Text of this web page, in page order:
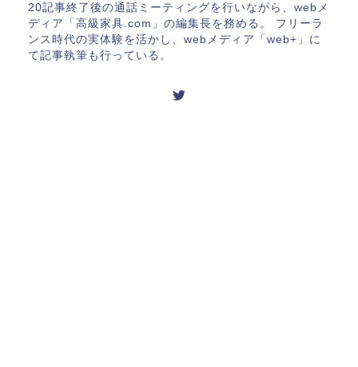
20記事終了後の通話ミーティングを行いながら、webメ
ディア「高級家具.com」の編集長を務める。 フリーラ
ンス時代の実体験を活かし、webメディア「web+」に
て記事執筆も行っている。